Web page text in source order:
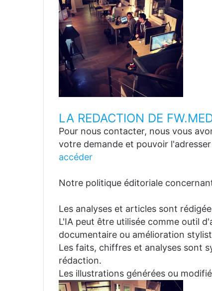
LA REDACTION DE
Pour nous contacter, nous vous
votre demande et pouvoir
accéder
Notre politique éditoriale
Les analyses et articles sont
L'IA peut être utilisée comme outil
documentaire ou amélioration
Les faits, chiffres et analyses sont
rédaction.
Les illustrations générées ou